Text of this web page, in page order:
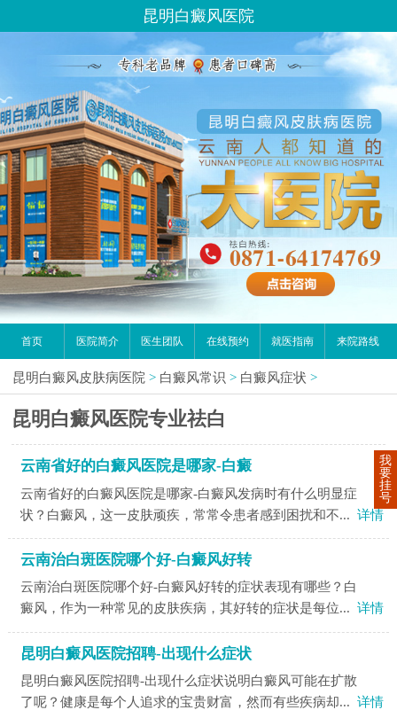
昆明白癜风医院
首页 医院简介 医生团队 在线预约 就医指南 来院路线
昆明白癜风皮肤病医院 > 白癜风常识 > 白癜风症状 >
昆明白癜风医院专业祛白
云南省好的白癜风医院是哪家-白癜
云南省好的白癜风医院是哪家-白癜风发病时有什么明显症
状？白癜风，这一皮肤顽疾，常常令患者感到困扰和不... 详情
云南治白斑医院哪个好-白癜风好转
云南治白斑医院哪个好-白癜风好转的症状表现有哪些？白
癜风，作为一种常见的皮肤疾病，其好转的症状是每位... 详情
昆明白癜风医院招聘-出现什么症状
昆明白癜风医院招聘-出现什么症状说明白癜风可能在扩散
了呢？健康是每个人追求的宝贵财富，然而有些疾病却... 详情
我
要
挂
号